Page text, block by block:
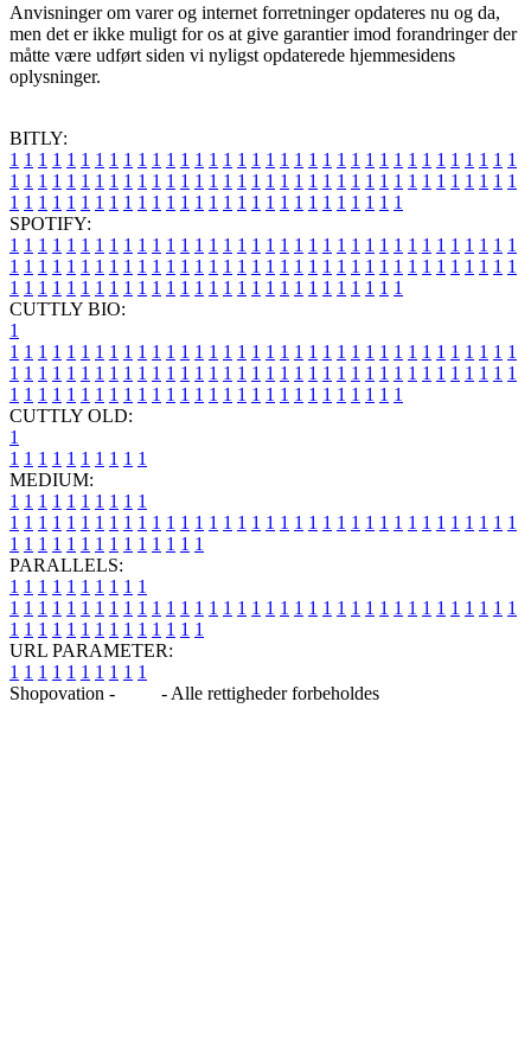
Anvisninger om varer og internet forretninger opdateres nu og da,
men det er ikke muligt for os at give garantier imod forandringer der
måtte være udført siden vi nyligst opdaterede hjemmesidens
oplysninger.
BITLY:
1 1 1 1 1 1 1 1 1 1 1 1 1 1 1 1 1 1 1 1 1 1 1 1 1 1 1 1 1 1 1 1 1 1 1 1
1 1 1 1 1 1 1 1 1 1 1 1 1 1 1 1 1 1 1 1 1 1 1 1 1 1 1 1 1 1 1 1 1 1 1 1
1 1 1 1 1 1 1 1 1 1 1 1 1 1 1 1 1 1 1 1 1 1 1 1 1 1 1 1
SPOTIFY:
1 1 1 1 1 1 1 1 1 1 1 1 1 1 1 1 1 1 1 1 1 1 1 1 1 1 1 1 1 1 1 1 1 1 1 1
1 1 1 1 1 1 1 1 1 1 1 1 1 1 1 1 1 1 1 1 1 1 1 1 1 1 1 1 1 1 1 1 1 1 1 1
1 1 1 1 1 1 1 1 1 1 1 1 1 1 1 1 1 1 1 1 1 1 1 1 1 1 1 1
CUTTLY BIO:
1
1 1 1 1 1 1 1 1 1 1 1 1 1 1 1 1 1 1 1 1 1 1 1 1 1 1 1 1 1 1 1 1 1 1 1 1
1 1 1 1 1 1 1 1 1 1 1 1 1 1 1 1 1 1 1 1 1 1 1 1 1 1 1 1 1 1 1 1 1 1 1 1
1 1 1 1 1 1 1 1 1 1 1 1 1 1 1 1 1 1 1 1 1 1 1 1 1 1 1 1
CUTTLY OLD:
1
1 1 1 1 1 1 1 1 1 1
MEDIUM:
1 1 1 1 1 1 1 1 1 1
1 1 1 1 1 1 1 1 1 1 1 1 1 1 1 1 1 1 1 1 1 1 1 1 1 1 1 1 1 1 1 1 1 1 1 1
1 1 1 1 1 1 1 1 1 1 1 1 1 1
PARALLELS:
1 1 1 1 1 1 1 1 1 1
1 1 1 1 1 1 1 1 1 1 1 1 1 1 1 1 1 1 1 1 1 1 1 1 1 1 1 1 1 1 1 1 1 1 1 1
1 1 1 1 1 1 1 1 1 1 1 1 1 1
URL PARAMETER:
1 1 1 1 1 1 1 1 1 1
Shopovation -
- Alle rettigheder forbeholdes